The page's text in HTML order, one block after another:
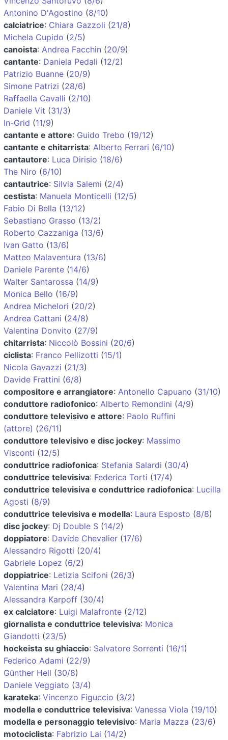
Antonino D'Agostino (8/10)
calciatrice: Chiara Gazzoli (21/8)
Michela Cupido (2/5)
canoista: Andrea Facchin (20/9)
cantante: Daniela Pedali (12/2)
Patrizio Buanne (20/9)
Simone Patrizi (28/6)
Raffaella Cavalli (2/10)
Daniele Vit (31/3)
In-Grid (11/9)
cantante e attore: Guido Trebo (19/12)
cantante e chitarrista: Alberto Ferrari (6/10)
cantautore: Luca Dirisio (18/6)
The Niro (6/10)
cantautrice: Silvia Salemi (2/4)
cestista: Manuela Monticelli (12/5)
Fabio Di Bella (13/12)
Sebastiano Grasso (13/2)
Roberto Cazzaniga (13/6)
Ivan Gatto (13/6)
Matteo Malaventura (13/6)
Daniele Parente (14/6)
Walter Santarossa (14/9)
Monica Bello (16/9)
Andrea Michelori (20/2)
Andrea Cattani (24/8)
Valentina Donvito (27/9)
chitarrista: Niccolò Bossini (20/6)
ciclista: Franco Pellizotti (15/1)
Nicola Gavazzi (21/3)
Davide Frattini (6/8)
compositore e arrangiatore: Antonello Capuano (31/10)
conduttore radiofonico: Alberto Remondini (4/9)
conduttore televisivo e attore: Paolo Ruffini
(attore) (26/11)
conduttore televisivo e disc jockey: Massimo
Visconti (12/5)
conduttrice radiofonica: Stefania Salardi (30/4)
conduttrice televisiva: Federica Torti (17/4)
conduttrice televisiva e conduttrice radiofonica: Lucilla
Agosti (8/9)
conduttrice televisiva e modella: Laura Esposto (8/8)
disc jockey: Dj Double S (14/2)
doppiatore: Davide Chevalier (17/6)
Alessandro Rigotti (20/4)
Gabriele Lopez (6/2)
doppiatrice: Letizia Scifoni (26/3)
Valentina Mari (28/4)
Alessandra Karpoff (30/4)
ex calciatore: Luigi Malafronte (2/12)
giornalista e conduttrice televisiva: Monica
Giandotti (23/5)
hockeista su ghiaccio: Salvatore Sorrenti (16/1)
Federico Adami (22/9)
Günther Hell (30/8)
Daniele Veggiato (3/4)
karateka: Vincenzo Figuccio (3/2)
modella e conduttrice televisiva: Vanessa Viola (19/10)
modella e personaggio televisivo: Maria Mazza (23/6)
motociclista: Fabrizio Lai (14/2)